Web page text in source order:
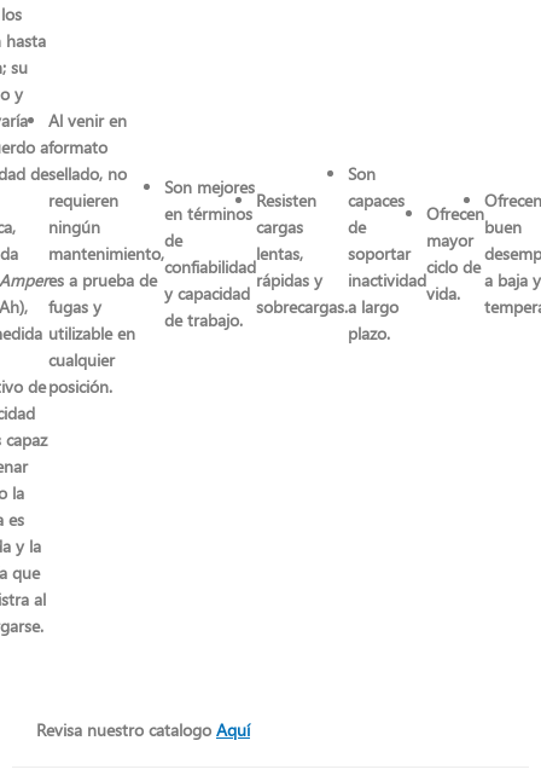
hasta
su
y
a
de
Amper
de
capaz
la
es
y la
que
al
Al venir en
formato
sellado, no
requieren
ningún
mantenimiento,
es a prueba de
fugas y
utilizable en
cualquier
posición.
Son mejores
en términos
de
confiabilidad
y capacidad
de trabajo.
Resisten
cargas
lentas,
rápidas y
sobrecargas.
Son
capaces
de
soportar
inactividad
a largo
plazo.
Ofrecen
mayor
ciclo de
vida.
buen
a baja
Revisa nuestro catalogo Aquí